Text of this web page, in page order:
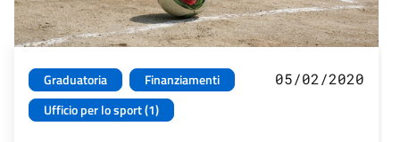
Graduatoria
Finanziamenti
Ufficio per lo sport (1)
05/02/2020